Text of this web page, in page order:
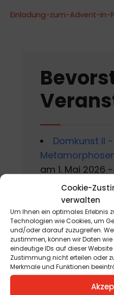
Cookie-
verwalten
Um Ihnen ein optimales Erlebnis
Technologien wie Cookies, um
und/oder darauf zuzugreifen.
zustimmen, können wir Daten
eindeutige IDs auf dieser
Zustimmung nicht erteilen oder
Merkmale und Funktionen
Einladung-zum-Advent-in-
Domkunst II -
am 1. Mai 2026
2026
Gackern
am 7. August
2026
Kärntner